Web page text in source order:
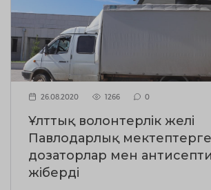
26.08.2020 1266 0
Ұлттық волонтерлік желі
Павлодарлық
дозаторлар мен
жіберді